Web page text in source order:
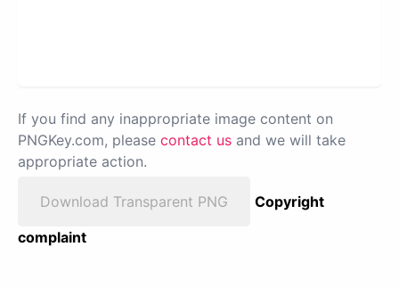
If you find any inappropriate image content on
PNGKey.com, please contact us and we will take
appropriate action.
Download Transparent PNG
Copyright
complaint